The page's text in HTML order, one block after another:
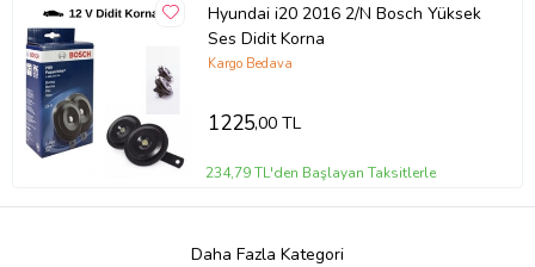
Hyundai i20 2016 2/N Bosch Yüksek
Ses Didit Korna
Kargo Bedava
1225,00 TL
234,79 TL'den Başlayan Taksitlerle
Daha Fazla Kategori